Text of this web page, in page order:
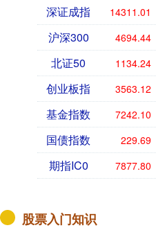
深证成指 14311.01
沪深300 4694.44
北证50 1134.24
创业板指 3563.12
基金指数 7242.10
国债指数 229.69
期指IC0 7877.80
股票入门知识